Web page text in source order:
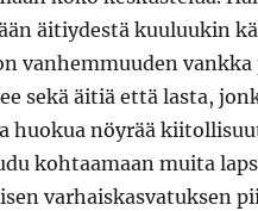
äitiydestä kuuluukin
vanhemmuuden vankka
sekä äitiä että lasta,
huokua nöyrää
kohtaamaan muita
varhaiskasvatuksen